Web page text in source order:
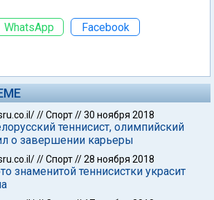
WhatsApp Facebook
//Спорт//30 ноября 2018
теннисист, олимпийский
о завершении карьеры
//Спорт//28 ноября 2018
знаменитой теннисистки украсит